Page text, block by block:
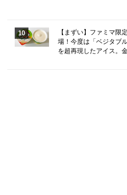
【まずい】ファミマ限
場！今度は「ベジタブ
を超再現したアイス。